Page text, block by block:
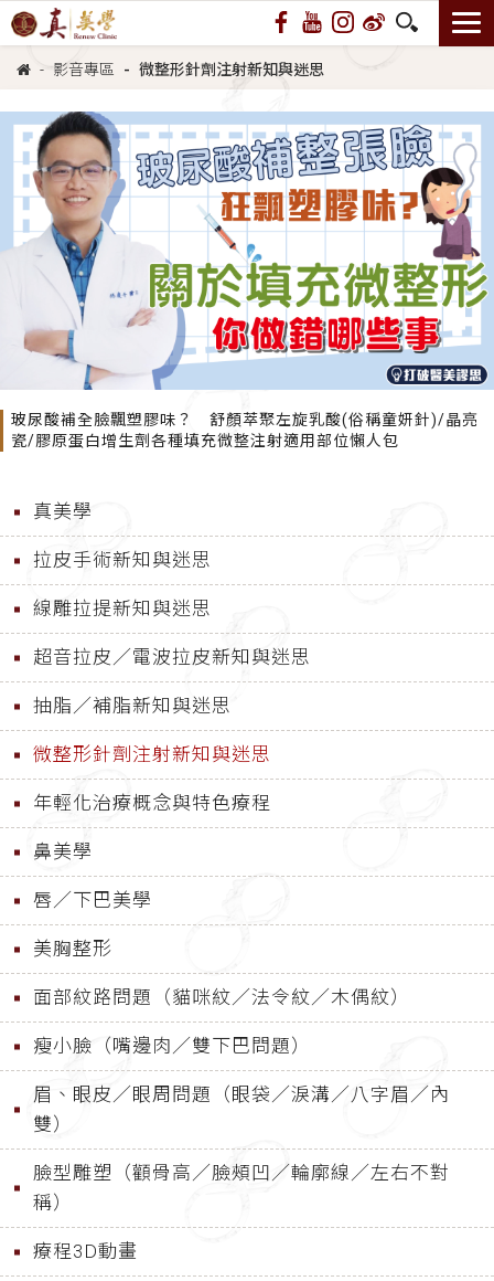
影音專區 微整形針劑注射新知與迷思
玻尿酸補全臉飄塑膠味？ 舒顏萃聚左旋乳酸(俗稱童妍針)/晶亮
瓷/膠原蛋白增生劑各種填充微整注射適用部位懶人包
真美學
拉皮手術新知與迷思
線雕拉提新知與迷思
超音拉皮／電波拉皮新知與迷思
抽脂／補脂新知與迷思
微整形針劑注射新知與迷思
年輕化治療概念與特色療程
鼻美學
唇／下巴美學
美胸整形
面部紋路問題（貓咪紋／法令紋／木偶紋）
瘦小臉（嘴邊肉／雙下巴問題）
眉、眼皮／眼周問題（眼袋／淚溝／八字眉／內
雙）
臉型雕塑（顴骨高／臉頰凹／輪廓線／左右不對
稱）
療程3D動畫